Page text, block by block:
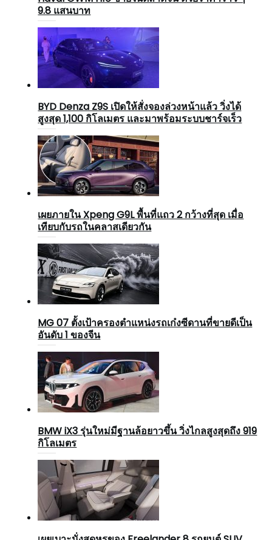
9.8 แสนบาท
BYD Denza Z9S เปิดให้สั่งจองล่วงหน้าแล้ว วิ่งได้
สูงสุด 1,100 กิโลเมตร และมาพร้อมระบบชาร์จเร็ว
เผยภายใน Xpeng G9L พื้นที่แถว 2 กว้างที่สุด เมื่อ
เทียบกับรถในคลาสเดียวกัน
MG 07 ตั้งเป้าครองตำแหน่งรถเก๋งซีดานที่ขายดีเป็น
อันดับ 1 ของจีน
BMW iX3 รุ่นใหม่มีฐานล้อยาวขึ้น วิ่งไกลสูงสุดถึง 919
กิโลเมตร